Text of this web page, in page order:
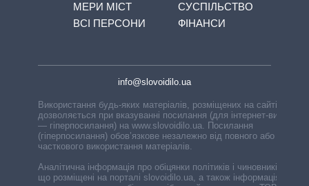
МЕРИ МІСТ
ВСІ ПЕРСОНИ
СУСПІЛЬСТВО
ФІНАНСИ
info@slovoidilo.ua
Використання будь-яких матеріалів, розміщених на сайті,
дозволяється при вказуванні посилання (для інтернет-видань
— гіперпосилання) на www.slovoidilo.ua. Посилання
(гіперпосилання) обов’язкове незалежно від повного або
часткового використання матеріалів.
Аналітична інформація про обіцянки політиків і чиновників,
що розміщені на порталі slovoidilo.ua, а також інформація про